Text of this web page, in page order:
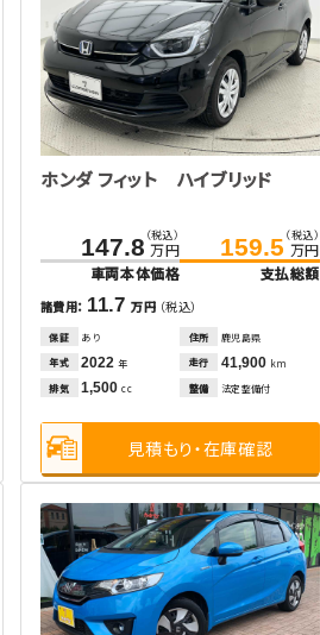
ホンダ フィット ハイブリッド
147.8 （税込）
万円
車両本体価格
159.5 （税込）
万円
支払総額
諸費用： 11.7万円 （税込）
保証 あり 住所
鹿児島県
年式
2022年 走行 41,900 km
排気
1,500cc 整備 法定整備付
見積もり・在庫確認